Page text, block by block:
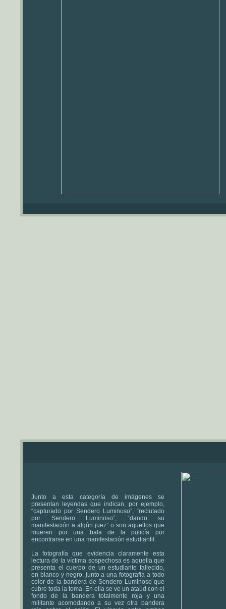
Junto a esta categoría de imágenes se
presentan leyendas que indican, por ejemplo,
“capturado por Sendero Luminoso”, “reclutado
por Sendero Luminoso”, “dando su
manifestación a algún juez” o son aquellos que
mueren por una bala de la policía por
encontrarse en una manifestación estudiantil.
La fotografía que evidencia claramente esta
lectura de la víctima sospechosa es aquella que
presenta el cuerpo de un estudiante fallecido,
en blanco y negro, junto a una fotografía a todo
color de la bandera de Sendero Luminoso que
cubre toda la toma. En ella se ve un ataúd con el
fondo de la bandera totalmente roja y una
militante acomodando a su vez otra bandera